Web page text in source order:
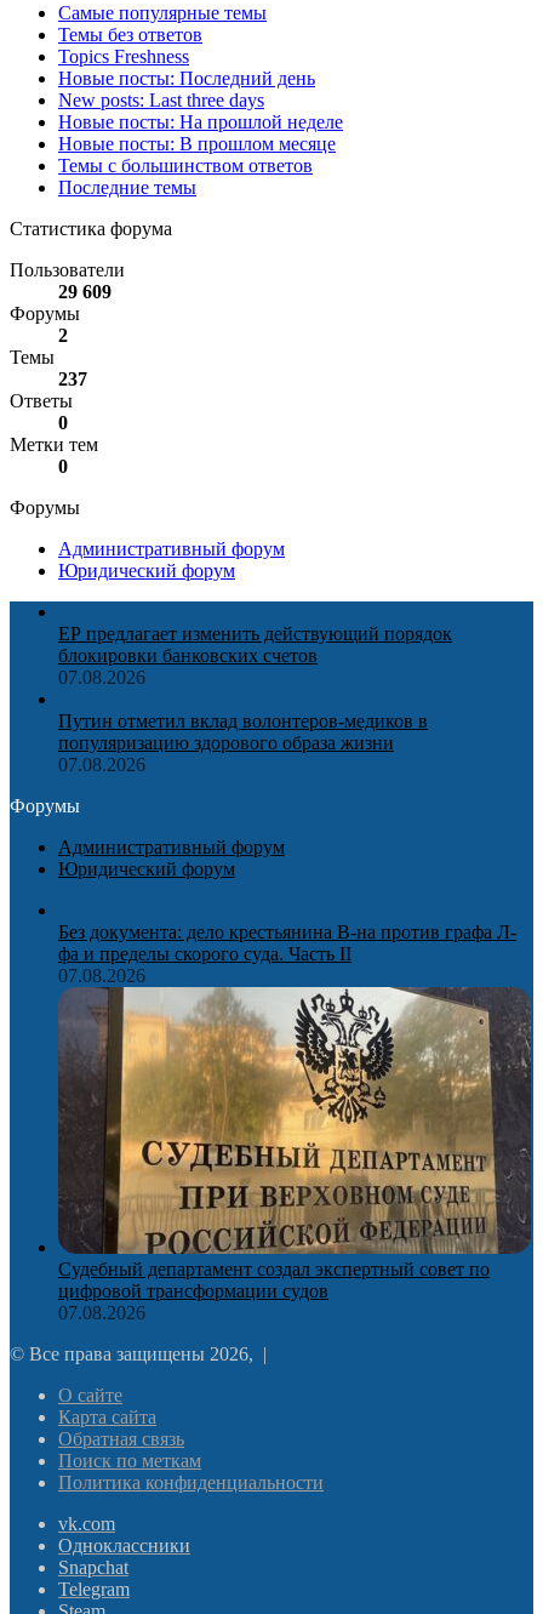
Самые популярные темы
Темы без ответов
Topics Freshness
Новые посты: Последний день
New posts: Last three days
Новые посты: На прошлой неделе
Новые посты: В прошлом месяце
Темы с большинством ответов
Последние темы
Статистика форума
Пользователи
29 609
Форумы
2
Темы
237
Ответы
0
Метки тем
0
Форумы
Административный форум
Юридический форум
ЕР предлагает изменить действующий порядок
блокировки банковских счетов
07.08.2026
Путин отметил вклад волонтеров-медиков в
популяризацию здорового образа жизни
07.08.2026
Форумы
Административный форум
Юридический форум
Без документа: дело крестьянина В-на против графа Л-
фа и пределы скорого суда. Часть II
07.08.2026
Судебный департамент создал экспертный совет по
цифровой трансформации судов
07.08.2026
© Все права защищены 2026, |
О сайте
Карта сайта
Обратная связь
Поиск по меткам
Политика конфиденциальности
vk.com
Одноклассники
Snapchat
Telegram